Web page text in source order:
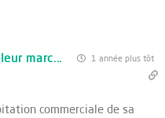
marc... 1 année plus tôt
commerciale de sa